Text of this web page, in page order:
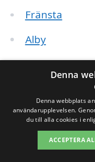
Fränsta
Alby
Krokom
Edefors
Östavall
Denna
Denna webbplats
användarupplevelsen.
du till alla cookies i
ACCEPTERA